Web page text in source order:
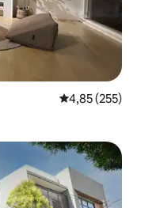
Priemerné
4,85 (255)